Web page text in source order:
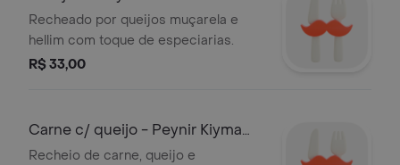
Recheado por queijos muçarela e
hellim com toque de especiarias.
R$ 33,00
Carne c/ queijo - Peynir Kiyma
Pide
Recheio de carne, queijo e